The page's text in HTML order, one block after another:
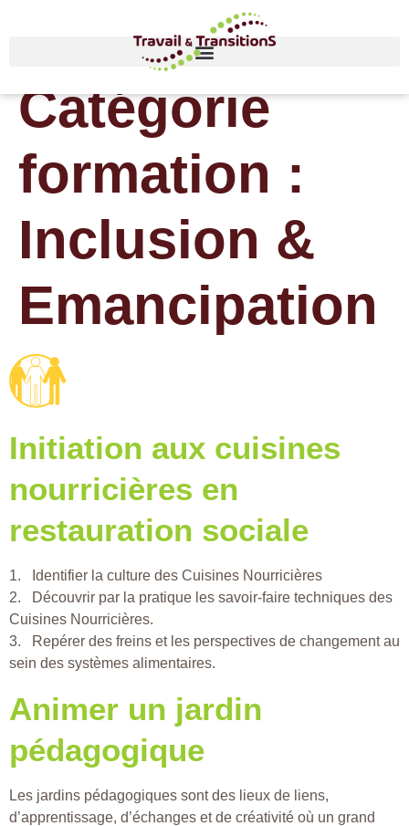
Catégorie
formation :
Inclusion &
Emancipation
Initiation aux cuisines
nourricières en
restauration sociale
1. Identifier la culture des Cuisines Nourricières
2. Découvrir par la pratique les savoir-faire techniques des
Cuisines Nourricières.
3. Repérer des freins et les perspectives de changement au
sein des systèmes alimentaires.
Animer un jardin
pédagogique
Les jardins pédagogiques sont des lieux de liens,
d’apprentissage, d’échanges et de créativité où un grand